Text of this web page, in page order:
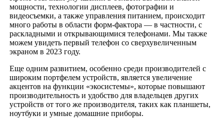
мощности, технологии дисплеев, фотографии и
видеосъемки, а также управления питанием, происходит
много работы в области форм-фактора — в частности, с
раскладными и открывающимися телефонами. Мы также
можем увидеть первый телефон со сверхувеличенным
экраном в 2023 году.
Еще одним развитием, особенно среди производителей с
широким портфелем устройств, является увеличение
акцентов на функции «экосистемы», которые повышают
производительность и удобство для владельцев других
устройств от того же производителя, таких как планшеты,
ноутбуки и умные домашние приборы.